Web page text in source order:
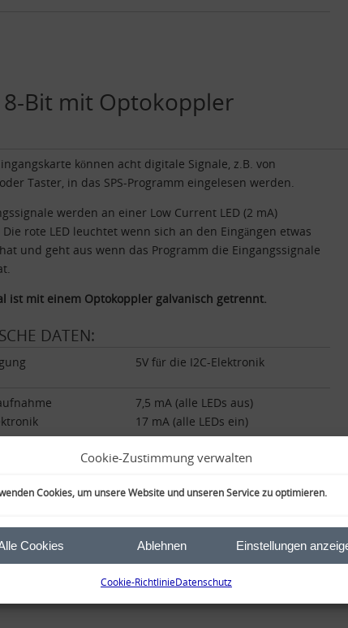
Cookie-Zustimmung verwalten
Cookies, um unsere Website und unseren Service zu optimieren.
Cookies Ablehnen Einstellungen
Cookie-RichtlinieDatenschutz
Bit mit Optokoppler
können acht digitale Signale, z.B. von
Taster, in das SPS-Programm eingelesen werden.
werden an einer Low Current LED (2 mA)
rote LED leuchtet wenn sich an den Eingängen etwas
und geht aus wenn das Programm die Eingangssignale
ist mit einem Optokoppler galvanisch getrennt.
DATEN:
5V für die I2C-Elektronik
7,5 mA (alle LEDs aus)
17 mA (alle LEDs ein)
Uin: 2,5 – 13V Rv=1,5 kOhm
Uin: 12 – 30V Rv=10 kOhm
i2c-hs-